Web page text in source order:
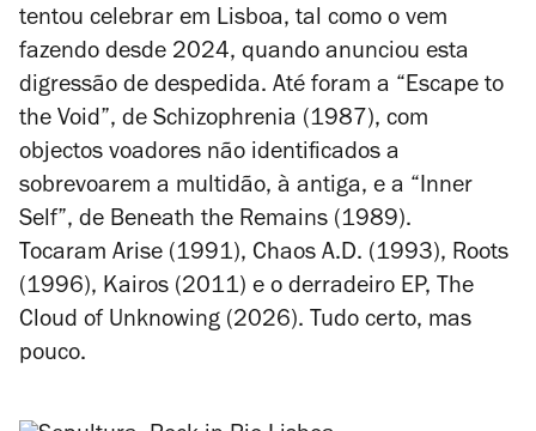
tentou celebrar em Lisboa, tal como o vem
fazendo desde 2024, quando anunciou esta
digressão de despedida. Até foram a “Escape to
the Void”, de Schizophrenia (1987), com
objectos voadores não identificados a
sobrevoarem a multidão, à antiga, e a “Inner
Self”, de Beneath the Remains (1989).
Tocaram Arise (1991), Chaos A.D. (1993), Roots
(1996), Kairos (2011) e o derradeiro EP, The
Cloud of Unknowing (2026). Tudo certo, mas
pouco.